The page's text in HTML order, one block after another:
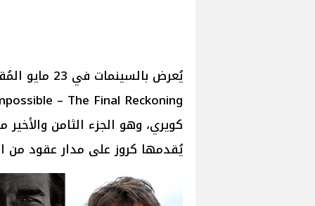
يُقدمها كروز على مدار عقود من